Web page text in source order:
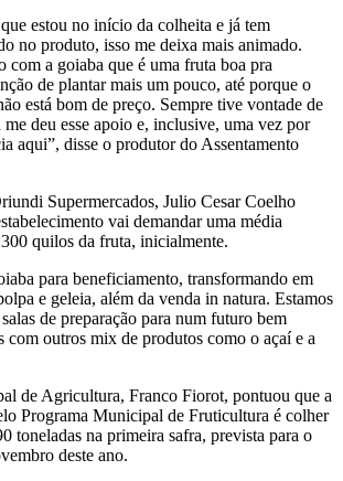
estou no início da colheita e já tem
no produto, isso me deixa mais animado.
com a goiaba que é uma fruta boa pra
de plantar mais um pouco, até porque o
está bom de preço. Sempre tive vontade de
deu esse apoio e, inclusive, uma vez por
aqui”, disse o produtor do Assentamento
Supermercados, Julio Cesar Coelho
vai demandar uma média
quilos da fruta, inicialmente.
para beneficiamento, transformando em
e geleia, além da venda in natura. Estamos
de preparação para num futuro bem
com outros mix de produtos como o açaí e a
de Agricultura, Franco Fiorot, pontuou que a
Programa Municipal de Fruticultura é colher
toneladas na primeira safra, prevista para o
deste ano.